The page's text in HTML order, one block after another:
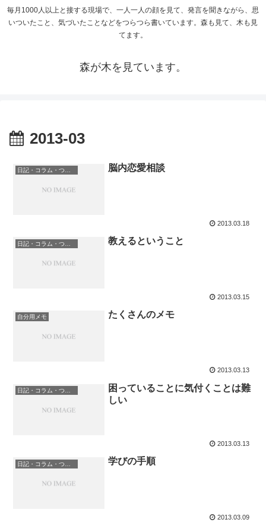
毎月1000人以上と接する現場で、一人一人の顔を見て、発言を聞きながら、思
いついたこと、気づいたことなどをつらつら書いています。森も見て、木も見
てます。
森が木を見ています。
2013-03
脳内恋愛相談
2013.03.18
教えるということ
2013.03.15
自分用メモ たくさんのメモ
2013.03.13
困っていることに気付くことは難
しい
2013.03.13
学びの手順
2013.03.09